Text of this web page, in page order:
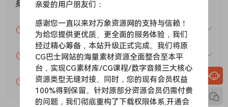
身VIP）吗？
为什么付款了未开通VIP会员？
账号可以分享或者借给别人用吗？
VIP会员剩余时间查询？
亲爱的用户朋友们：
感谢您一直以来对万象资源网的支持与信赖！
为给您提供更优质、更全面的服务体验，我们
经过精心筹备，本站升级正式完成。我们将原
CG巴士网站的海量素材资源全面整合至本平
台，实现CG素材库/CG课程/数字音频三大核心
资源类型无缝对接。同时，您的现有会员权益
100%得到保留。针对原部分资源会员仍需付费
的问题，我们彻底重构了下载权限体系,开通会